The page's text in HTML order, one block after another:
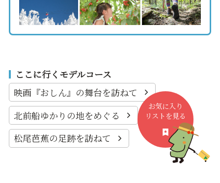
ここに行くモデルコース
映画『おしん』の舞台を訪ねて
北前船ゆかりの地をめぐる
松尾芭蕉の足跡を訪ねて
お気に入り
リストを見る